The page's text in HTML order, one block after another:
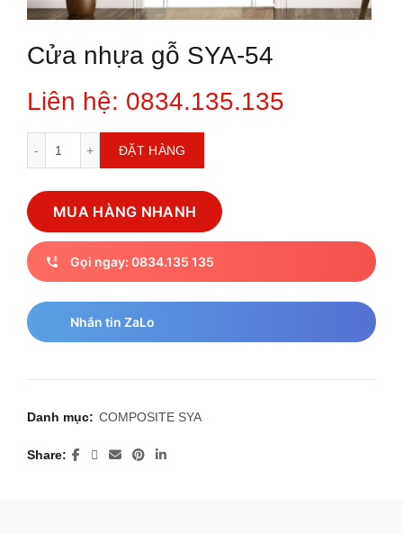
Cửa nhựa gỗ SYA-54
Liên hệ: 0834.135.135
Cửa nhựa gỗ SYA-54 số lượng
ĐẶT HÀNG
MUA HÀNG NHANH
Gọi ngay: 0834.135 135
Nhắn tin ZaLo
Danh mục: COMPOSITE SYA
Share